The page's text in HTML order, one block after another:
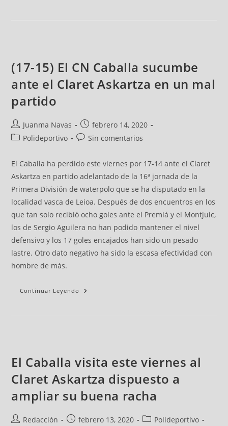
(17-15) El CN Caballa sucumbe
ante el Claret Askartza en un mal
partido
Juanma Navas
febrero 14, 2020
Polideportivo
Sin comentarios
El Caballa ha perdido este viernes por 17-14 ante el Claret
Askartza en partido adelantado de la 16ª jornada de la
Primera División de waterpolo que se ha disputado en la
localidad vasca de Leioa. Después de dos encuentros en los
que tan solo recibió ocho goles ante el Premiá y el Montjuic,
los de Sergio Aguilera no han podido mantener el nivel
defensivo y los 17 goles encajados han sido un pesado
lastre. Otro dato negativo ha sido la escasa efectividad con
hombre de más.
Continuar Leyendo
El Caballa visita este viernes al
Claret Askartza dispuesto a
ampliar su buena racha
Redacción febrero 13, 2020
Polideportivo